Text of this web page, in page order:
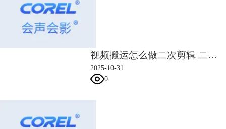
二、会声会影抠像会降低画质
发生变化。如果你发现抠像后导出的画质降低，可能是在进行素材导出
正常操作的步骤是，我们完成绿幕素材的去背后，切换页面至“共享”，准
视频搬运怎么做二次剪辑 二次剪辑视频怎么处理
2025-10-31
0